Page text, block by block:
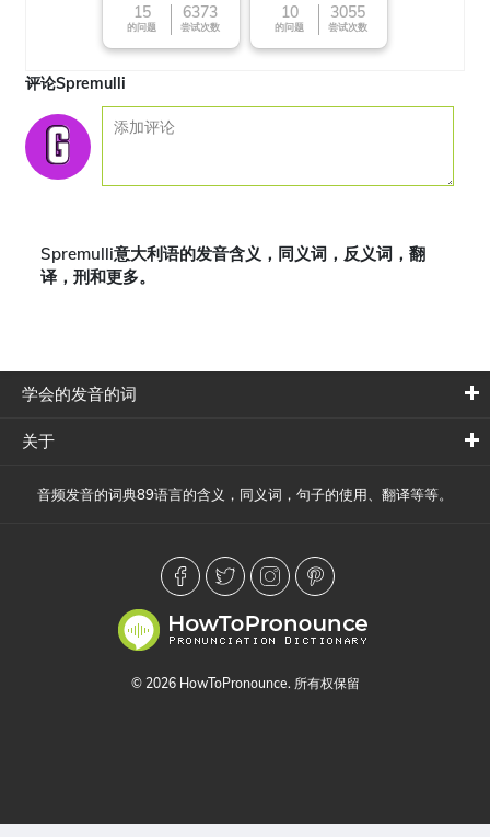
15
的问题
6373
尝试次数
Famous cuisines
around the World
10
的问题
3055
尝试次数
评论Spremulli
Spremulli意大利语的发音含义，同义词，反义词，翻
译，刑和更多。
学会的发音的词
关于
音频发音的词典89语言的含义，同义词，句子的使用、翻译等等。
© 2026 HowToPronounce. 所有权保留